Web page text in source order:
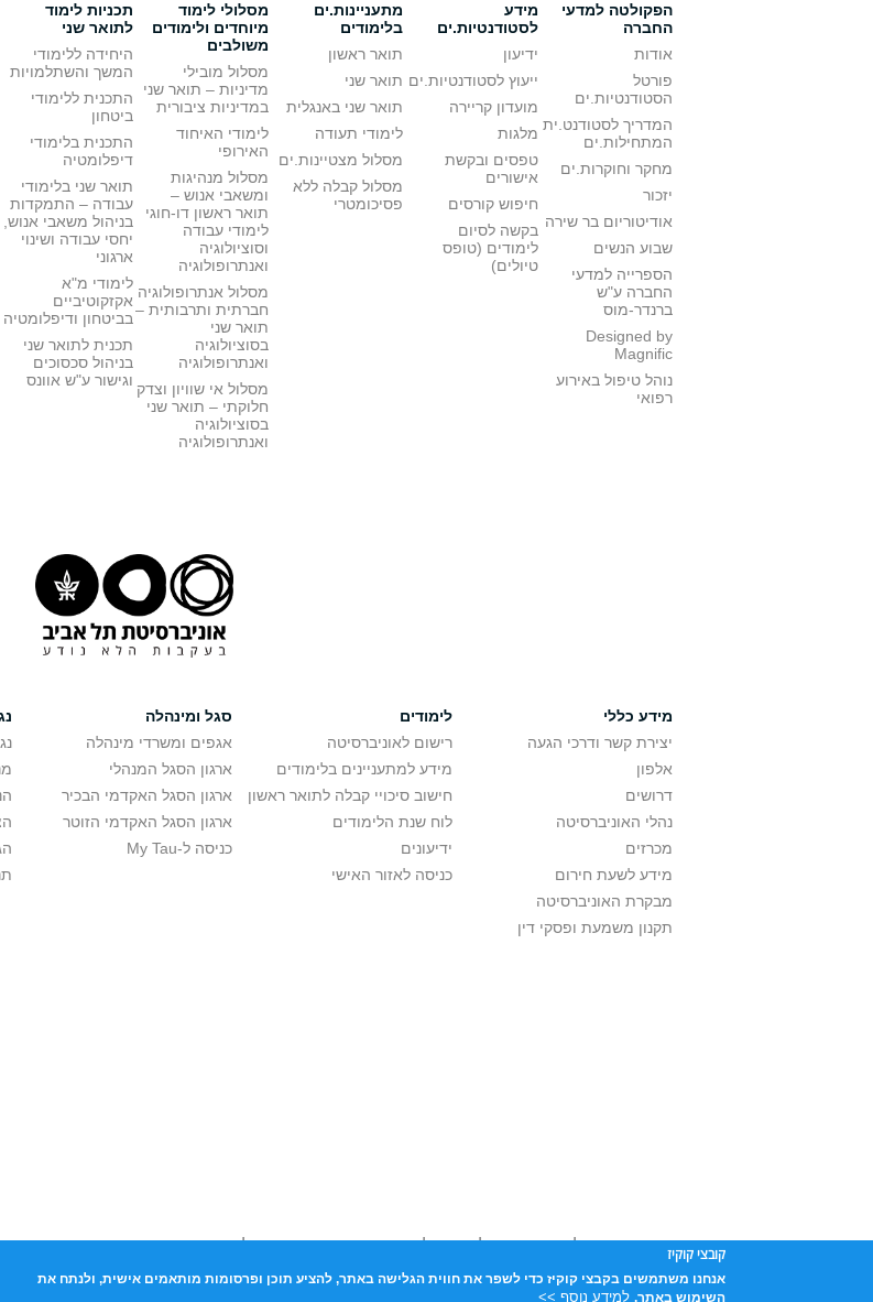
הפקולטה למדעי
החברה
אודות
פורטל
הסטודנטיות.ים
המדריך לסטודנט.ית
המתחילות.ים
מחקר וחוקרות.ים
יזכור
אודיטוריום בר שירה
שבוע הנשים
הספרייה למדעי
החברה ע"ש
ברנדר-מוס
Designed by
Magnific
נוהל טיפול באירוע
רפואי
מידע
לסטודנטיות.ים
ידיעון
ייעוץ לסטודנטיות.ים
מועדון קריירה
מלגות
טפסים ובקשת
אישורים
חיפוש קורסים
בקשה לסיום
לימודים (טופס
טיולים)
מתעניינות.ים
בלימודים
תואר ראשון
תואר שני
תואר שני באנגלית
לימודי תעודה
מסלול מצטיינות.ים
מסלול קבלה ללא
פסיכומטרי
מסלולי לימוד
מיוחדים ולימודים
משולבים
מסלול מובילי
מדיניות – תואר שני
במדיניות ציבורית
לימודי האיחוד
האירופי
מסלול מנהיגות
ומשאבי אנוש –
תואר ראשון דו-חוגי
לימודי עבודה
וסוציולוגיה
ואנתרופולוגיה
מסלול אנתרופולוגיה
חברתית ותרבותית –
תואר שני
בסוציולוגיה
ואנתרופולוגיה
מסלול אי שוויון וצדק
חלוקתי – תואר שני
בסוציולוגיה
ואנתרופולוגיה
תכניות לימוד
לתואר שני
היחידה ללימודי
המשך והשתלמויות
התכנית ללימודי
ביטחון
התכנית בלימודי
דיפלומטיה
תואר שני בלימודי
עבודה – התמקדות
בניהול משאבי אנוש,
יחסי עבודה ושינוי
ארגוני
לימודי מ"א
אקזקוטיביים
בביטחון ודיפלומטיה
תכנית לתואר שני
בניהול סכסוכים
וגישור ע"ש אוונס
מידע כללי
יצירת קשר ודרכי הגעה
אלפון
דרושים
נהלי האוניברסיטה
מכרזים
מידע לשעת חירום
מבקרת האוניברסיטה
תקנון משמעת ופסקי דין
לימודים
רישום לאוניברסיטה
מידע למתעניינים בלימודים
חישוב סיכויי קבלה לתואר ראשון
לוח שנת הלימודים
ידיעונים
כניסה לאזור האישי
סגל ומינהלה
אגפים ומשרדי מינהלה
ארגון הסגל המנהלי
ארגון הסגל האקדמי הבכיר
ארגון הסגל האקדמי הזוטר
כניסה ל-My Tau
אוניברסיטת תל אביב עושה כל מאמץ לכבד זכויות יוצרים. אם בבעלותך זכויות יוצרים בתכנים
שנעשה בתכנים אלה לדעתך מפר זכויות
אוניברסיטת תל-אביב, ת.ד. 39040, תל-אביב 6997801
קובצי קוקיז
אנחנו משתמשים בקבצי קוקיז כדי לשפר את חווית הגלישה באתר, להציע תוכן ופרסומות מותאמים אישית, ולנתח את
השימוש באתר. למידע נוסף >>